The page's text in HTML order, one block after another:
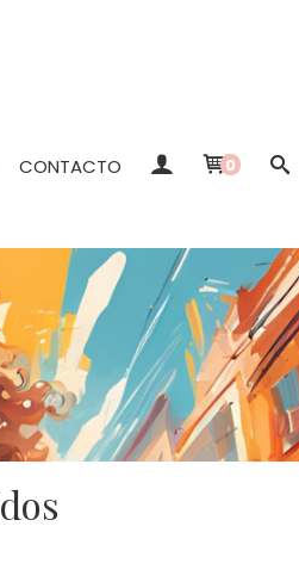
CONTACTO 0